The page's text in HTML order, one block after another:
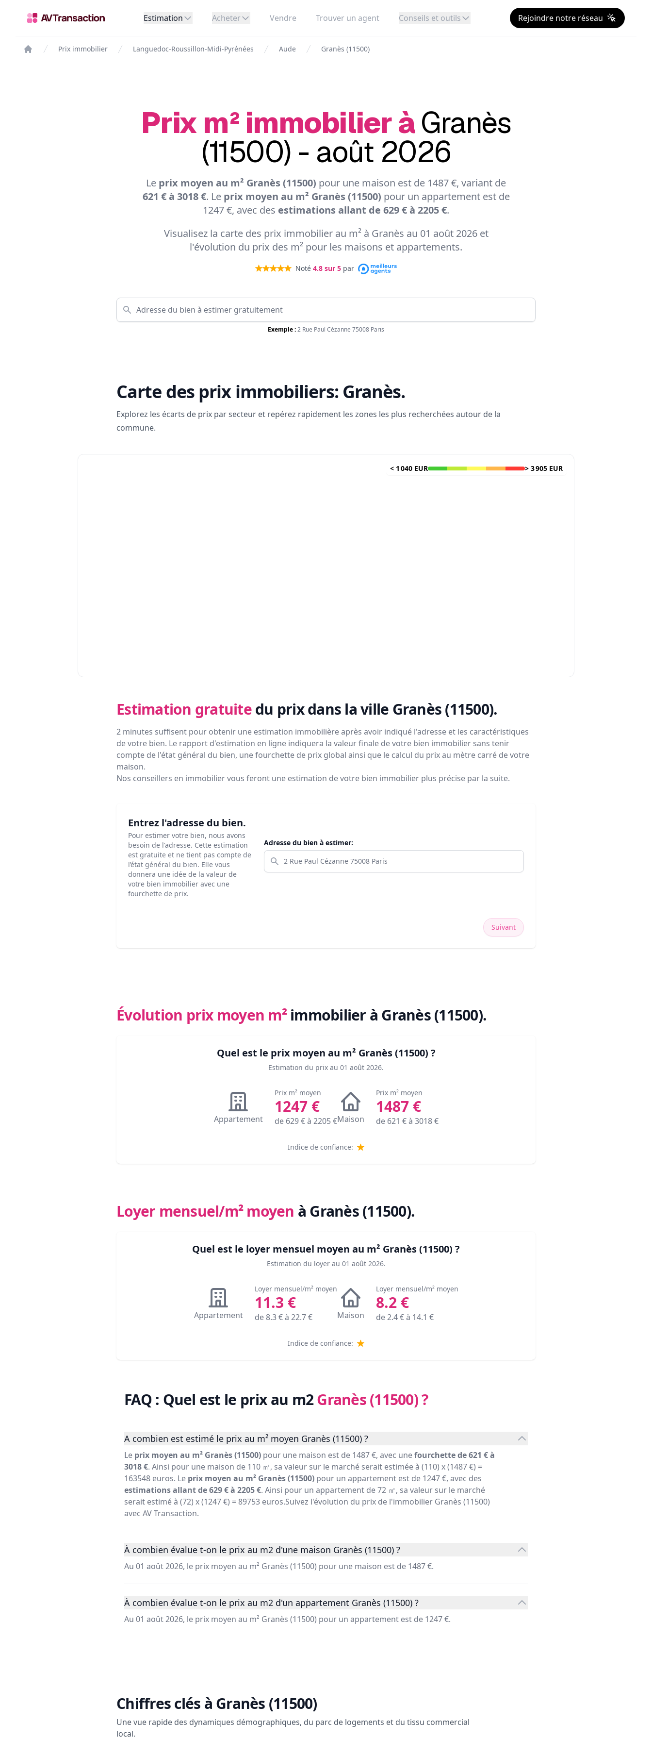
Estimation Acheter Vendre Trouver un agent Conseils et outils Rejoindre notre réseau
Prix immobilier Languedoc-Roussillon-Midi-Pyrénées Aude Granès (11500)
Prix m² immobilier àGranès
(11500) - août 2026
Le prix moyen au m² Granès (11500) pour une maison est de 1487 €, variant de
621 € à 3018 €. Le prix moyen au m² Granès (11500) pour un appartement est de
1247 €, avec des estimations allant de 629 € à 2205 €.
Visualisez la carte des prix immobilier au m² à Granès au 01 août 2026 et
l'évolution du prix des m² pour les maisons et appartements.
Noté 4.8 sur 5 par
Exemple :2 Rue Paul Cézanne 75008 Paris
Carte des prix immobiliers: Granès.
Explorez les écarts de prix par secteur et repérez rapidement les zones les plus recherchées autour de la
commune.
< 1 040 EUR > 3 905 EUR
Estimation gratuite du prixdans la ville Granès (11500).
2 minutes suffisent pour obtenir une estimation immobilière après avoir indiqué l'adresse et les caractéristiques
de votre bien. Le rapport d'estimation en ligne indiquera la valeur finale de votre bien immobilier sans tenir
compte de l'état général du bien, une fourchette de prix global ainsi que le calcul du prix au mètre carré de votre
maison.
Nos conseillers en immobilier vous feront une estimation de votre bien immobilier plus précise par la suite.
Entrez l'adresse du bien.
Pour estimer votre bien, nous avons
besoin de l'adresse. Cette estimation
est gratuite et ne tient pas compte de
l’état général du bien. Elle vous
donnera une idée de la valeur de
votre bien immobilier avec une
fourchette de prix.
Adresse du bien à estimer:
Suivant
Évolution prix moyen m² immobilier à Granès (11500).
Quel est le prix moyen au m² Granès (11500) ?
Estimation du prix au 01 août 2026.
Appartement
Prix m² moyen
1247€
de 629€ à 2205€Maison
Prix m² moyen
1487€
de 621 € à 3018€
Indice de confiance:
Loyer mensuel/m² moyen à Granès (11500).
Quel est le loyer mensuel moyen au m² Granès (11500) ?
Estimation du loyer au 01 août 2026.
Appartement
Loyer mensuel/m² moyen
11.3 €
de8.3€ à 22.7€ Maison
Loyer mensuel/m² moyen
8.2€
de2.4€ à 14.1 €
Indice de confiance:
FAQ : Quel est le prix au m2Granès (11500)?
A combien est estimé le prix au m² moyen Granès (11500) ?
Le prix moyen au m² Granès (11500) pour une maison est de 1487 €, avec unefourchette de 621 € à
3018 €. Ainsi pour une maison de 110 ㎡, sa valeur sur le marché serait estimée à (110) x (1487 €) =
163548 euros. Le prix moyen au m² Granès (11500) pour un appartement est de 1247 €, avec des
estimations allant de 629 € à 2205 €. Ainsi pour un appartement de 72 ㎡, sa valeur sur le marché
serait estimé à (72) x (1247 €) = 89753 euros.Suivez l'évolution du prix de l'immobilier Granès (11500)
avec AV Transaction.
À combien évalue t-on le prix au m2 d'une maison Granès (11500) ?
Au 01 août 2026, le prix moyen au m² Granès (11500) pour une maison est de 1487 €.
À combien évalue t-on le prix au m2 d'un appartement Granès (11500) ?
Au 01 août 2026, le prix moyen au m² Granès (11500) pour un appartement est de 1247 €.
Chiffres clés à Granès (11500)
Une vue rapide des dynamiques démographiques, du parc de logements et du tissu commercial
local.